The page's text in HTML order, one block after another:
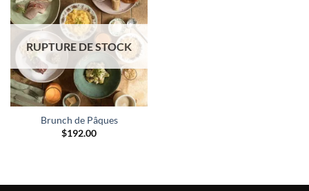
RUPTURE DE STOCK
Brunch de Pâques
$192.00